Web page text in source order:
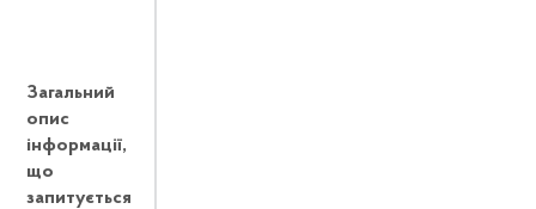
Загальний
опис
інформації,
що
запитується